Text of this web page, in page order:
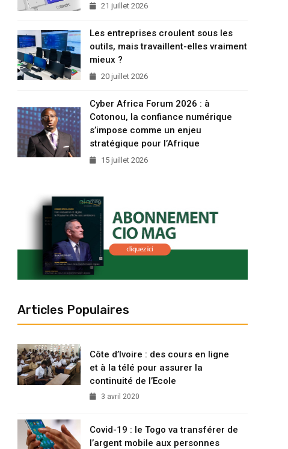
21 juillet 2026
Les entreprises croulent sous les
outils, mais travaillent-elles vraiment
mieux ?
20 juillet 2026
Cyber Africa Forum 2026 : à
Cotonou, la confiance numérique
s’impose comme un enjeu
stratégique pour l’Afrique
15 juillet 2026
Articles Populaires
Côte d’Ivoire : des cours en ligne
et à la télé pour assurer la
continuité de l’Ecole
3 avril 2020
Covid-19 : le Togo va transférer de
l’argent mobile aux personnes